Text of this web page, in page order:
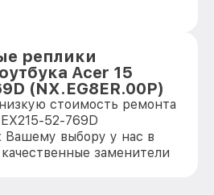
реплики
Acer 15
(NX.EG8ER.00P)
стоимость ремонта
52-769D
Вашему выбору у нас в
заменители